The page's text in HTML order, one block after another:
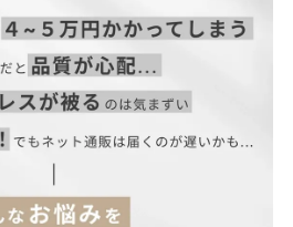
二次会ドレス
次会・披露宴・お呼ばれ・セレモニ
2次会・謝恩会・パーティー・デー
奏会・発表会・記念日など多様なシ
ます。
バスト
100 113